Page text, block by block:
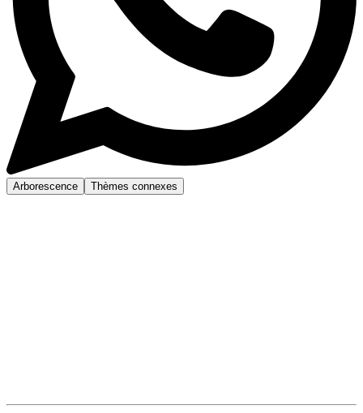
Arborescence Thèmes connexes